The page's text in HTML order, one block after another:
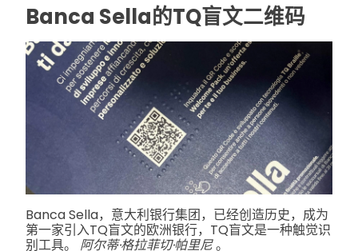
Banca Sella的TQ盲文二维码
Banca Sella，意大利银行集团，已经创造历史，成为
第一家引入TQ盲文的欧洲银行，TQ盲文是一种触觉识
别工具。 阿尔蒂·格拉菲切·帕里尼。